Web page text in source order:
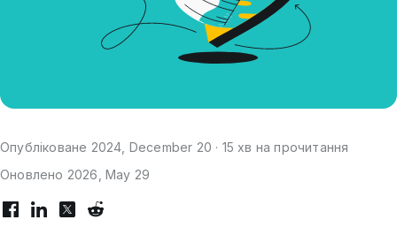
Опубліковане 2024, December 20 · 15 хв на прочитання
Оновлено 2026, May 29